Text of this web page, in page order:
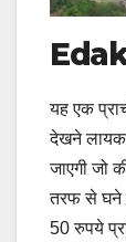
यह एक
देखने लायक
जाएगी जो
तरफ से घने
50 रुपये